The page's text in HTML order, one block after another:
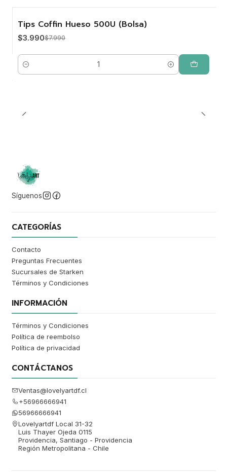
-50%
Tips Coffin Hueso 500U (Bolsa)
$3.990$7.990
Cantidad
Síguenos
CATEGORÍAS
Contacto
Preguntas Frecuentes
Sucursales de Starken
Términos y Condiciones
INFORMACIÓN
Términos y Condiciones
Política de reembolso
Política de privacidad
CONTÁCTANOS
Ventas@lovelyartdf.cl
+56966666941
56966666941
Lovelyartdf Local 31-32
Luis Thayer Ojeda 0115
Providencia, Santiago - Providencia
Región Metropolitana - Chile